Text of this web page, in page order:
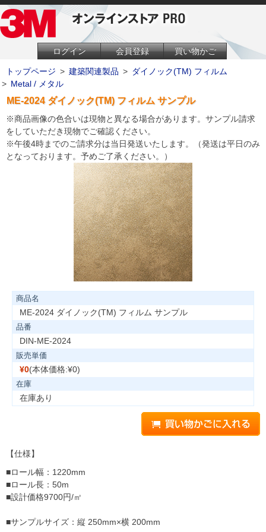
ログイン 会員登録 買い物かご
トップページ > 建築関連製品 > ダイノック(TM) フィルム
> Metal / メタル
ME-2024 ダイノック(TM) フィルム サンプル
※商品画像の色合いは現物と異なる場合があります。サンプル請求
をしていただき現物でご確認ください。
※午後4時までのご請求分は当日発送いたします。（発送は平日のみ
となっております。予めご了承ください。）
商品名
ME-2024 ダイノック(TM) フィルム サンプル
品番
DIN-ME-2024
販売単価
¥0(本体価格:¥0)
在庫
在庫あり
【仕様】
■ロール幅：1220mm
■ロール長：50m
■設計価格9700円/㎡
■サンプルサイズ：縦 250mm×横 200mm